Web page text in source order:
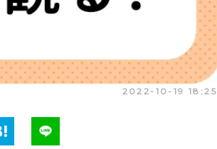
2022-10-19 18:25